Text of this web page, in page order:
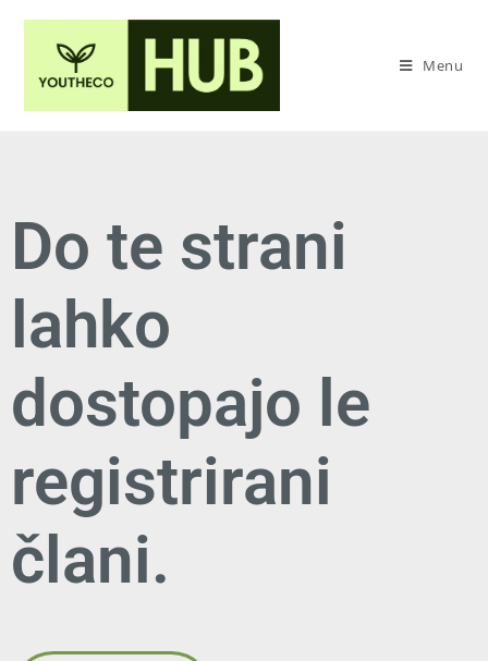
Menu
Do te strani
lahko
dostopajo le
registrirani
člani.